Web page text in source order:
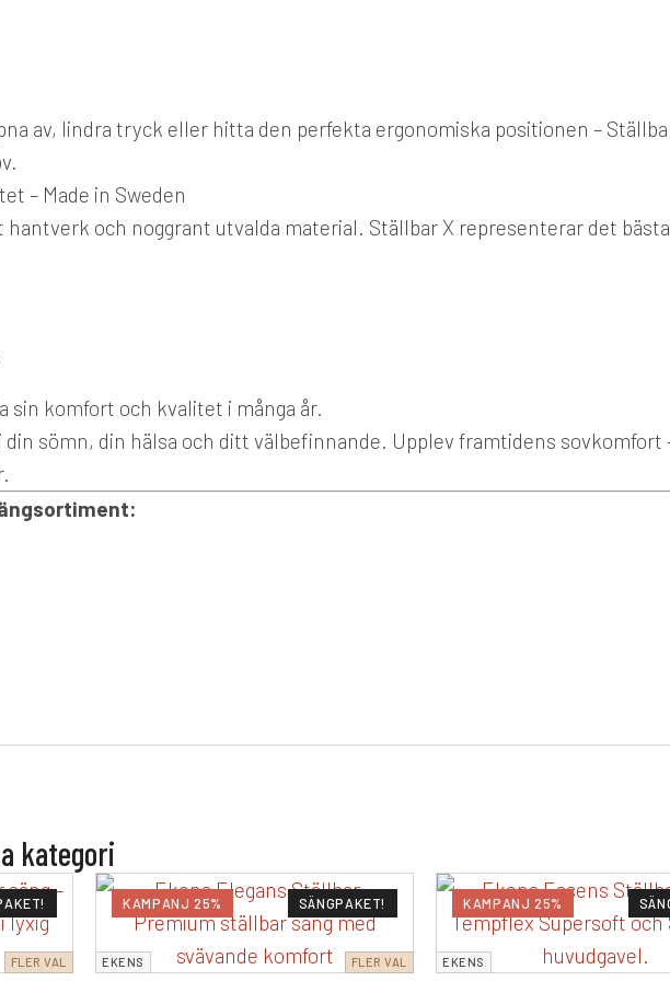
av, lindra tryck eller hitta den perfekta ergonomiska positionen –
– Made in Sweden
hantverk och noggrant utvalda material. Ställbar X representerar det bästa
sin komfort och kvalitet i många år.
din sömn, din hälsa och ditt välbefinnande. Upplev framtidens sovkomfort
kategori
FLER VAL
KAMPANJ 25% SÄNGPAKET!
EKENS FLER VAL
KAMPANJ 25%
EKENS